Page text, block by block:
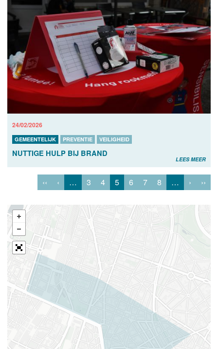
24/02/2026
GEMEENTELIJK PREVENTIE VEILIGHEID
NUTTIGE HULP BIJ BRAND
LEES MEER
‹‹ ‹ … 3 4 5 6 7 8 … › ››